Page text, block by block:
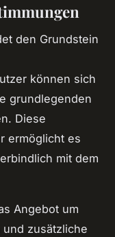
den Grundstein
können sich
grundlegenden
Diese
ermöglicht es
mit dem
Angebot um
zusätzliche